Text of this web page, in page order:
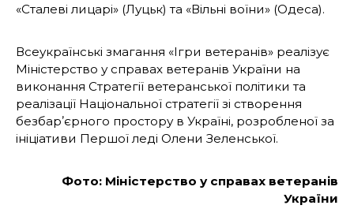
«Сталеві лицарі» (Луцьк) та «Вільні воїни» (Одеса).
Всеукраїнські змагання «Ігри ветеранів» реалізує
Міністерство у справах ветеранів України на
виконання Стратегії ветеранської політики та
реалізації Національної стратегії зі створення
безбарʼєрного простору в Україні, розробленої за
ініціативи Першої леді Олени Зеленської.
Фото: Міністерство у справах ветеранів
України